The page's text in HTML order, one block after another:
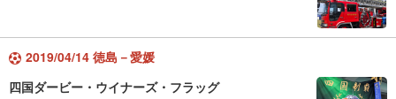
2019/04/14 徳島－愛媛
四国ダービー・ウイナーズ・フラッグ